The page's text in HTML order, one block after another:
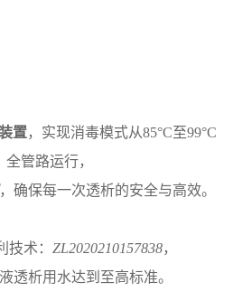
置，实现消毒模式从85°C至99°C
全管路运行，
，确保每一次透析的安全与高效。
技术： ZL2020210157838，
透析用水达到至高标准。